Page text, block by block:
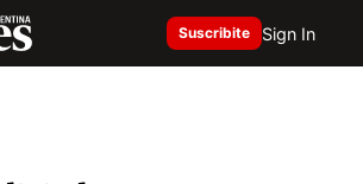
Suscribite Sign In